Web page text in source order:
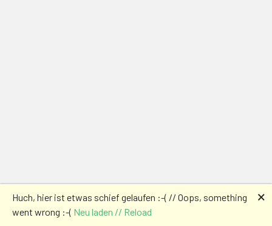
Huch, hier ist etwas schief gelaufen :-( // Oops, something
went wrong :-( Neu laden // Reload
🗙